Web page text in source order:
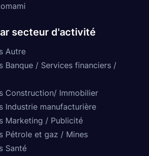
secteur d'activité
Autre
Banque / Services financiers /
Construction/ Immobilier
Industrie manufacturière
Marketing / Publicité
Pétrole et gaz / Mines
Santé